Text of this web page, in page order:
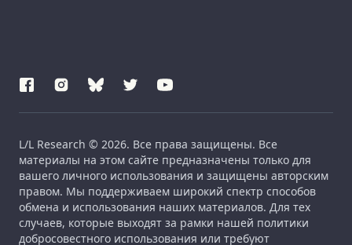
L/L Research © 2026. Все права защищены. Все
материалы на этом сайте предназначены только для
вашего личного использования и защищены авторским
правом. Мы поддерживаем широкий спектр способов
обмена и использования наших материалов. Для тех
случаев, которые выходят за рамки нашей политики
добросовестного использования или требуют